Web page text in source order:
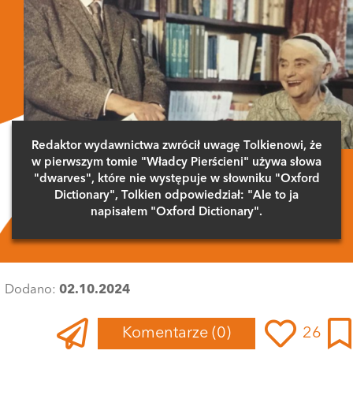
Redaktor wydawnictwa zwrócił uwagę Tolkienowi, że
w pierwszym tomie "Władcy Pierścieni" używa słowa
"dwarves", które nie występuje w słowniku "Oxford
Dictionary", Tolkien odpowiedział: "Ale to ja
napisałem "Oxford Dictionary".
Dodano: 02.10.2024
Komentarze (0) 26